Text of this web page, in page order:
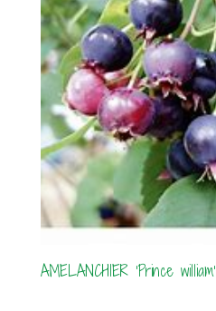
AMELANCHIER ‘Prince william’